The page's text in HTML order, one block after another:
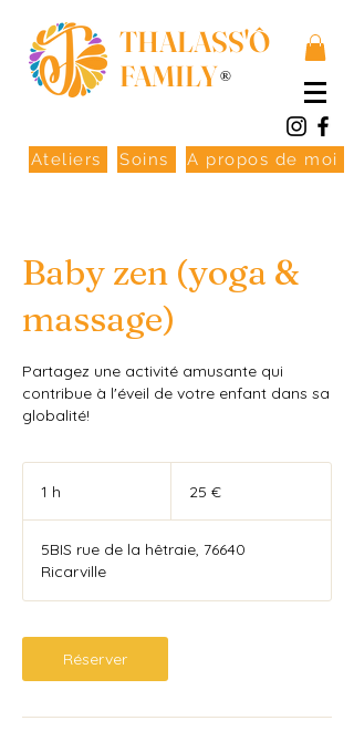
THALASS'Ô
FAMILY®
Ateliers Soins A propos de moi
Baby zen (yoga &
massage)
Partagez une activité amusante qui
contribue à l'éveil de votre enfant dans sa
globalité!
1 h 25 €
5BIS rue de la hêtraie, 76640
Ricarville
Réserver